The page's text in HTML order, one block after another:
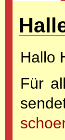
Hallo
Für